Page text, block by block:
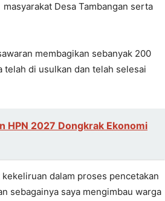
Desa Tambangan serta
membagikan sebanyak 200
telah di usulkan dan telah selesai
HPN 2027 Dongkrak Ekonomi
dalam proses pencetakan
sebagainya saya mengimbau warga